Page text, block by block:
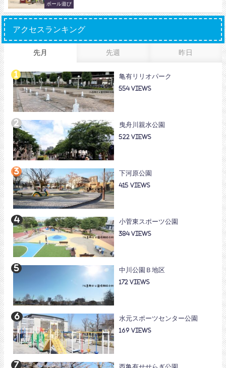
ボール遊び
アクセスランキング
先月 先週 昨日
亀有リリオパーク
554
曳舟川親水公園
522
下河原公園
415
小菅東スポーツ公園
384
中川公園Ｂ地区
172
水元スポーツセンター公園
169